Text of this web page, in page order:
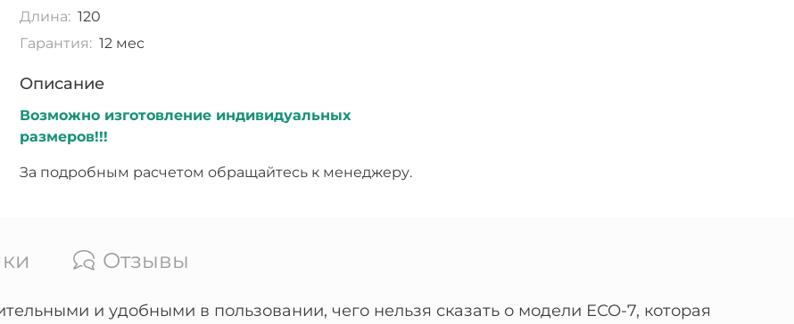
Длина: 120
Гарантия: 12 мес
Описание
Возможно изготовление индивидуальных
размеров!!!
За подробным расчетом обращайтесь к менеджеру.
Отзывы
и удобными в пользовании, чего нельзя сказать о модели ЕСО-7, которая